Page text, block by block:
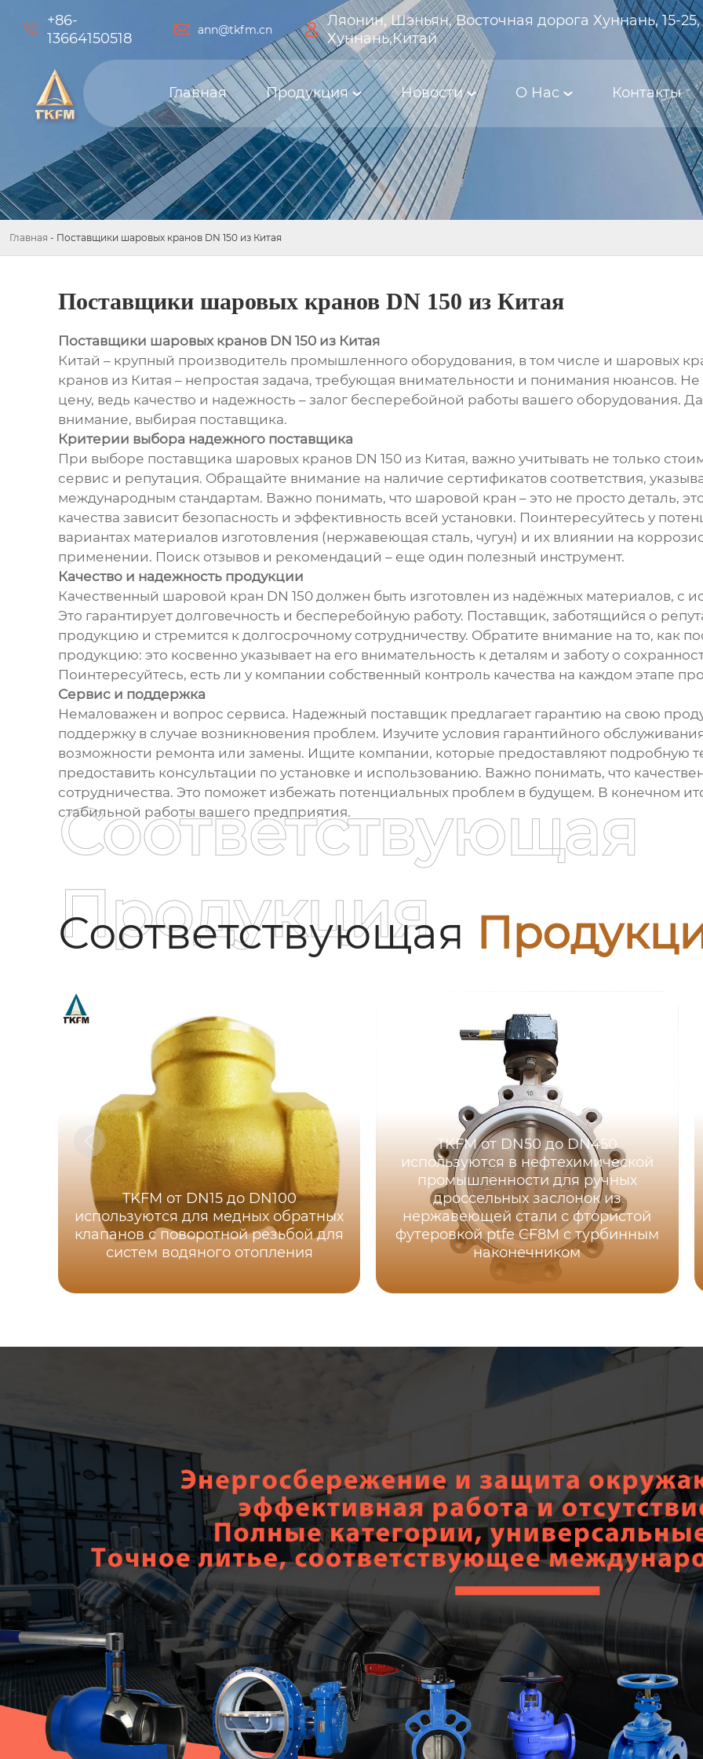

+86-
13664150518
 ann@tkfm.cn 
Ляонин, Шэньян, Восточная дорога Хуннань, 15-
Хуннань,Китай
Главная Продукция Новости О Hас Контакты
Главная - Поставщики шаровых кранов DN 150 из Китая
Поставщики шаровых кранов DN 150 из Китая
Поставщики шаровых кранов DN 150 из Китая
Китай – крупный производитель промышленного оборудования, в том числе и шаровых
кранов из Китая – непростая задача, требующая внимательности и понимания нюансов.
цену, ведь качество и надежность – залог бесперебойной работы вашего оборудования.
внимание, выбирая поставщика.
Критерии выбора надежного поставщика
При выборе поставщика шаровых кранов DN 150 из Китая, важно учитывать не только
сервис и репутация. Обращайте внимание на наличие сертификатов соответствия,
международным стандартам. Важно понимать, что шаровой кран – это не просто деталь,
качества зависит безопасность и эффективность всей установки. Поинтересуйтесь у
вариантах материалов изготовления (нержавеющая сталь, чугун) и их влиянии на
применении. Поиск отзывов и рекомендаций – еще один полезный инструмент.
Качество и надежность продукции
Качественный шаровой кран DN 150 должен быть изготовлен из надёжных материалов, с
Это гарантирует долговечность и бесперебойную работу. Поставщик, заботящийся о
продукцию и стремится к долгосрочному сотрудничеству. Обратите внимание на то, как
продукцию: это косвенно указывает на его внимательность к деталям и заботу о
Поинтересуйтесь, есть ли у компании собственный контроль качества на каждом этапе
Сервис и поддержка
Немаловажен и вопрос сервиса. Надежный поставщик предлагает гарантию на свою
поддержку в случае возникновения проблем. Изучите условия гарантийного
возможности ремонта или замены. Ищите компании, которые предоставляют подробную
предоставить консультации по установке и использованию. Важно понимать, что
сотрудничества. Это поможет избежать потенциальных проблем в будущем. В конечном
стабильной работы вашего предприятия.
Соответствующая
Соответствующая
Продукция
TKFM от DN15 до DN100
используются для медных обратных
клапанов с поворотной резьбой для
систем водяного отопления
TKFM от DN50 до DN450
используются в нефтехимической
промышленности для ручных
дроссельных заслонок из
нержавеющей стали с фтористой
футеровкой ptfe CF8M с турбинным
наконечником